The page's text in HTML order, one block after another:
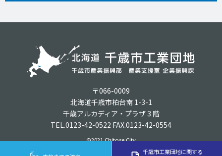
〒066-0009
北海道千歳市柏台南 1-3-1
千歳アルカディア・プラザ 3 階
TEL.0123-42-0522 FAX.0123-42-0554
©2021 Chitose City
千歳市工業団地に関する